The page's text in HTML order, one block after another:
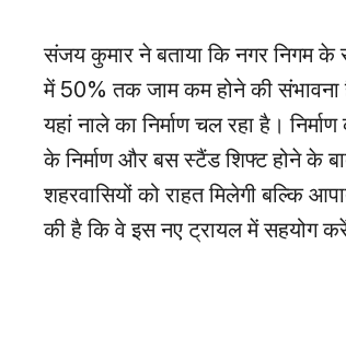
संजय कुमार ने बताया कि नगर निगम के
में 50% तक जाम कम होने की संभावना
यहां नाले का निर्माण चल रहा है।
के निर्माण और बस स्टैंड शिफ्ट होने के
शहरवासियों को राहत मिलेगी बल्कि
की है कि वे इस नए ट्रायल में सहयोग